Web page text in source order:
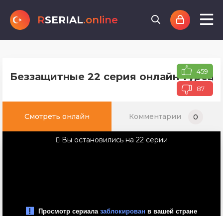
RSERIAL.online
Беззащитные 22 серия онлайн 459
87
Смотреть онлайн Комментарии 0
Вы остановились на 22 серии